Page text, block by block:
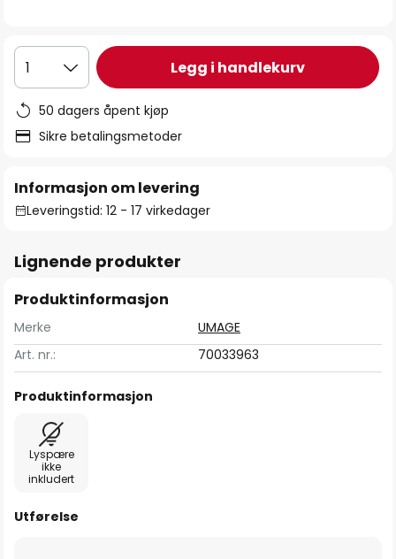
1 Legg i handlekurv
50 dagers åpent kjøp
Sikre betalingsmetoder
Informasjon om levering
Leveringstid: 12 - 17 virkedager
Lignende produkter
Produktinformasjon
Merke
UMAGE
Art. nr.:
70033963
Produktinformasjon
Lyspære
ikke
inkludert
Utførelse